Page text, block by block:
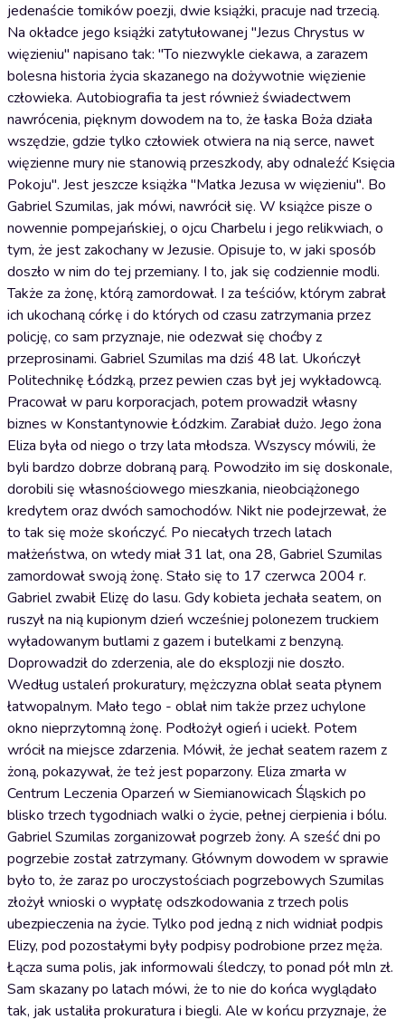
jedenaście tomików poezji, dwie książki, pracuje nad trzecią.
Na okładce jego książki zatytułowanej "Jezus Chrystus w
więzieniu" napisano tak: "To niezwykle ciekawa, a zarazem
bolesna historia życia skazanego na dożywotnie więzienie
człowieka. Autobiografia ta jest również świadectwem
nawrócenia, pięknym dowodem na to, że łaska Boża działa
wszędzie, gdzie tylko człowiek otwiera na nią serce, nawet
więzienne mury nie stanowią przeszkody, aby odnaleźć Księcia
Pokoju". Jest jeszcze książka "Matka Jezusa w więzieniu". Bo
Gabriel Szumilas, jak mówi, nawrócił się. W książce pisze o
nowennie pompejańskiej, o ojcu Charbelu i jego relikwiach, o
tym, że jest zakochany w Jezusie. Opisuje to, w jaki sposób
doszło w nim do tej przemiany. I to, jak się codziennie modli.
Także za żonę, którą zamordował. I za teściów, którym zabrał
ich ukochaną córkę i do których od czasu zatrzymania przez
policję, co sam przyznaje, nie odezwał się choćby z
przeprosinami. Gabriel Szumilas ma dziś 48 lat. Ukończył
Politechnikę Łódzką, przez pewien czas był jej wykładowcą.
Pracował w paru korporacjach, potem prowadził własny
biznes w Konstantynowie Łódzkim. Zarabiał dużo. Jego żona
Eliza była od niego o trzy lata młodsza. Wszyscy mówili, że
byli bardzo dobrze dobraną parą. Powodziło im się doskonale,
dorobili się własnościowego mieszkania, nieobciążonego
kredytem oraz dwóch samochodów. Nikt nie podejrzewał, że
to tak się może skończyć. Po niecałych trzech latach
małżeństwa, on wtedy miał 31 lat, ona 28, Gabriel Szumilas
zamordował swoją żonę. Stało się to 17 czerwca 2004 r.
Gabriel zwabił Elizę do lasu. Gdy kobieta jechała seatem, on
ruszył na nią kupionym dzień wcześniej polonezem truckiem
wyładowanym butlami z gazem i butelkami z benzyną.
Doprowadził do zderzenia, ale do eksplozji nie doszło.
Według ustaleń prokuratury, mężczyzna oblał seata płynem
łatwopalnym. Mało tego - oblał nim także przez uchylone
okno nieprzytomną żonę. Podłożył ogień i uciekł. Potem
wrócił na miejsce zdarzenia. Mówił, że jechał seatem razem z
żoną, pokazywał, że też jest poparzony. Eliza zmarła w
Centrum Leczenia Oparzeń w Siemianowicach Śląskich po
blisko trzech tygodniach walki o życie, pełnej cierpienia i bólu.
Gabriel Szumilas zorganizował pogrzeb żony. A sześć dni po
pogrzebie został zatrzymany. Głównym dowodem w sprawie
było to, że zaraz po uroczystościach pogrzebowych Szumilas
złożył wnioski o wypłatę odszkodowania z trzech polis
ubezpieczenia na życie. Tylko pod jedną z nich widniał podpis
Elizy, pod pozostałymi były podpisy podrobione przez męża.
Łącza suma polis, jak informowali śledczy, to ponad pół mln zł.
Sam skazany po latach mówi, że to nie do końca wyglądało
tak, jak ustaliła prokuratura i biegli. Ale w końcu przyznaje, że